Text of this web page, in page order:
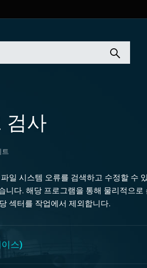
검사
일 시스템 오류를 검색하고 수정할 수
니다. 해당 프로그램을 통해 물리적으
섹터를 작업에서 제외합니다.
스)